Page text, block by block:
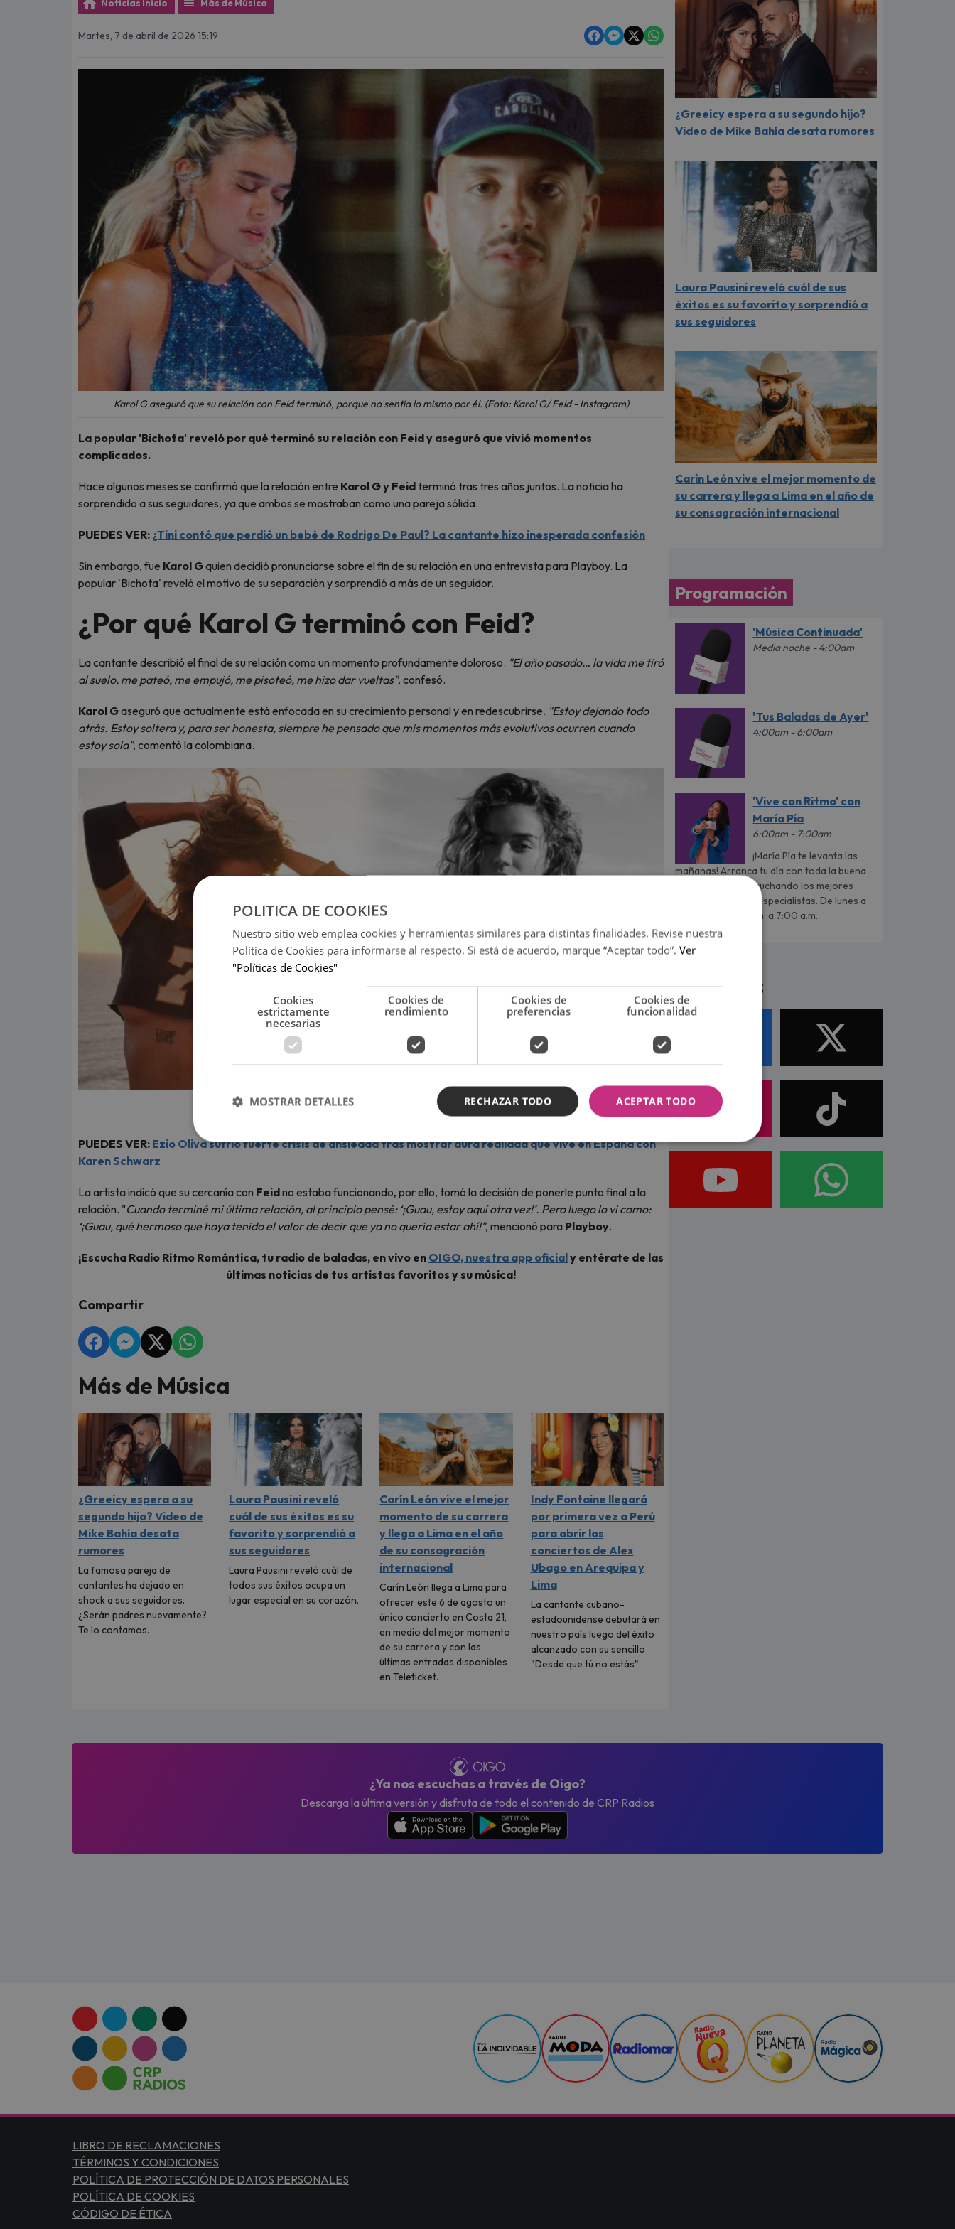
Noticias Inicio Más de Música
Martes, 7 de abril de 2026 15:19
Karol G aseguró que su relación con Feid terminó, porque no sentía lo mismo por él. (Foto: Karol G/ Feid - Instagram)
La popular 'Bichota' reveló por qué terminó su relación con Feid y aseguró que vivió momentos
complicados.
Hace algunos meses se confirmó que la relación entre Karol G y Feid terminó tras tres años juntos. La noticia ha
sorprendido a sus seguidores, ya que ambos se mostraban como una pareja sólida.
PUEDES VER: ¿Tini contó que perdió un bebé de Rodrigo De Paul? La cantante hizo inesperada confesión
Sin embargo, fue Karol Gquien decidió pronunciarse sobre el fin de su relación en una entrevista para Playboy. La
popular 'Bichota' reveló el motivo de su separación y sorprendió a más de un seguidor.
¿Por qué Karol G terminó con Feid?
La cantante describió el final de su relación como un momento profundamente doloroso. "El año pasado… la vida me tiró
al suelo, me pateó, me empujó, me pisoteó, me hizo dar vueltas", confesó.
Karol Gaseguró que actualmente está enfocada en su crecimiento personal y en redescubrirse. "Estoy dejando todo
atrás. Estoy soltera y, para ser honesta, siempre he pensado que mis momentos más evolutivos ocurren cuando
estoy sola", comentó la colombiana.
PUEDES VER: Ezio Oliva sufrió fuerte crisis de ansiedad tras mostrar dura realidad que vive en España con
Karen Schwarz
La artista indicó que su cercanía con Feidno estaba funcionando, por ello, tomó la decisión de ponerle punto final a la
relación. "Cuando terminé mi última relación, al principio pensé: ‘¡Guau, estoy aquí otra vez!’. Pero luego lo vi como:
‘¡Guau, qué hermoso que haya tenido el valor de decir que ya no quería estar ahí!", mencionó para Playboy.
¡Escucha Radio Ritmo Romántica, tu radio de baladas, en vivo en OIGO, nuestra app oficialy entérate de las
últimas noticias de tus artistas favoritos y su música!
Compartir
Más de Música
¿Greeicy espera a su
segundo hijo? Video de
Mike Bahía desata
rumores
La famosa pareja de
cantantes ha dejado en
shock a sus seguidores.
¿Serán padres nuevamente?
Te lo contamos.
Laura Pausini reveló
cuál de sus éxitos es su
favorito y sorprendió a
sus seguidores
Laura Pausini reveló cuál de
todos sus éxitos ocupa un
lugar especial en su corazón.
Carín León vive el mejor
momento de su carrera
y llega a Lima en el año
de su consagración
internacional
Carín León llega a Lima para
ofrecer este 6 de agosto un
único concierto en Costa 21,
en medio del mejor momento
de su carrera y con las
últimas entradas disponibles
en Teleticket.
Indy Fontaine llegará
por primera vez a Perú
para abrir los
conciertos de Alex
Ubago en Arequipa y
Lima
La cantante cubano-
estadounidense debutará en
nuestro país luego del éxito
alcanzado con su sencillo
"Desde que tú no estás".
¿Greeicy espera a su segundo hijo?
Video de Mike Bahía desata rumores
Laura Pausini reveló cuál de sus
éxitos es su favorito y sorprendió a
sus seguidores
Carín León vive el mejor momento de
su carrera y llega a Lima en el año de
su consagración internacional
Programación
'Música Continuada'
Media noche - 4:00am
'Tus Baladas de Ayer'
4:00am - 6:00am
'Vive con Ritmo' con
María Pía
6:00am - 7:00am
¡María Pía te levanta las
mañanas! Arranca tu día con toda la buena
vibra y energía escuchando los mejores
consejos y tips de especialistas. De lunes a
viernes de 6:00 a.m. a 7:00 a.m.
Síguenos
¿Ya nos escuchas a través de Oigo?
Descarga la última versión y disfruta de todo el contenido de CRP Radios
LIBRO DE RECLAMACIONES
TÉRMINOS Y CONDICIONES
POLÍTICA DE PROTECCIÓN DE DATOS PERSONALES
POLÍTICA DE COOKIES
CÓDIGO DE ÉTICA
POLITICA DE COOKIES
Nuestro sitio web emplea cookies y herramientas similares para distintas finalidades. Revise nuestra
Política de Cookies para informarse al respecto. Si está de acuerdo, marque “Aceptar todo”. Ver
"Políticas de Cookies"
Cookies
estrictamente
necesarias
Cookies de
rendimiento
Cookies de
preferencias
Cookies de
funcionalidad
ACEPTAR TODO
RECHAZAR TODO
MOSTRAR DETALLES